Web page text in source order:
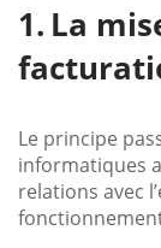
La
Le principe
informatiques
relations avec